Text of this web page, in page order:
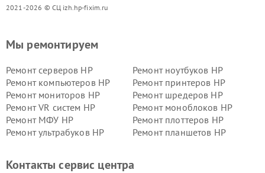
2021-2026 © СЦ izh.hp-fixim.ru
Мы ремонтируем
Ремонт серверов HP
Ремонт ноутбуков HP
Ремонт компьютеров HP
Ремонт принтеров HP
Ремонт мониторов HP
Ремонт шредеров HP
Ремонт VR систем HP
Ремонт моноблоков HP
Ремонт МФУ HP
Ремонт плоттеров HP
Ремонт ультрабуков HP
Ремонт планшетов HP
Контакты сервис центра